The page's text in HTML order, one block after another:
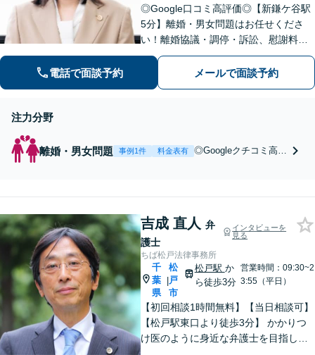
◎Google口コミ高評価◎【新鎌ケ谷駅
5分】離婚・男女問題はお任せくださ
い！離婚協議・調停・訴訟、慰謝料、
養育費まで幅広く対応。明るい未来へ
向けた新たな一歩を、弁護士が丁寧に
サポートします。お気軽にご相談くだ
電話で面談予約 メールで面談予約
注力分野
離婚・男女問題 事例1件 料金表有
◎Googleクチコミ高評
から、新しい一歩を女
性弁護士が丁寧にサポ
ートします【完全個室
でお子さま連れOK】
【新鎌ケ谷駅5分】
吉成 直人 弁
護士
インタビューを
見る
ちば松戸法律事務所
千
葉
県
|
松
戸
市
松戸駅 か
ら徒歩3分
営業時間：09:30~2
3:55（平日）
【初回相談1時間無料】【当日相談可】
【松戸駅東口より徒歩3分】 かかりつ
け医のように身近な弁護士を目指して